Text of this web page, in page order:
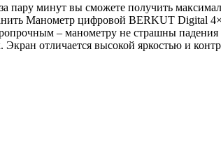
пару минут вы сможете получить
Манометр цифровой BERKUT Digital
– манометру не страшны
отличается высокой яркостью и